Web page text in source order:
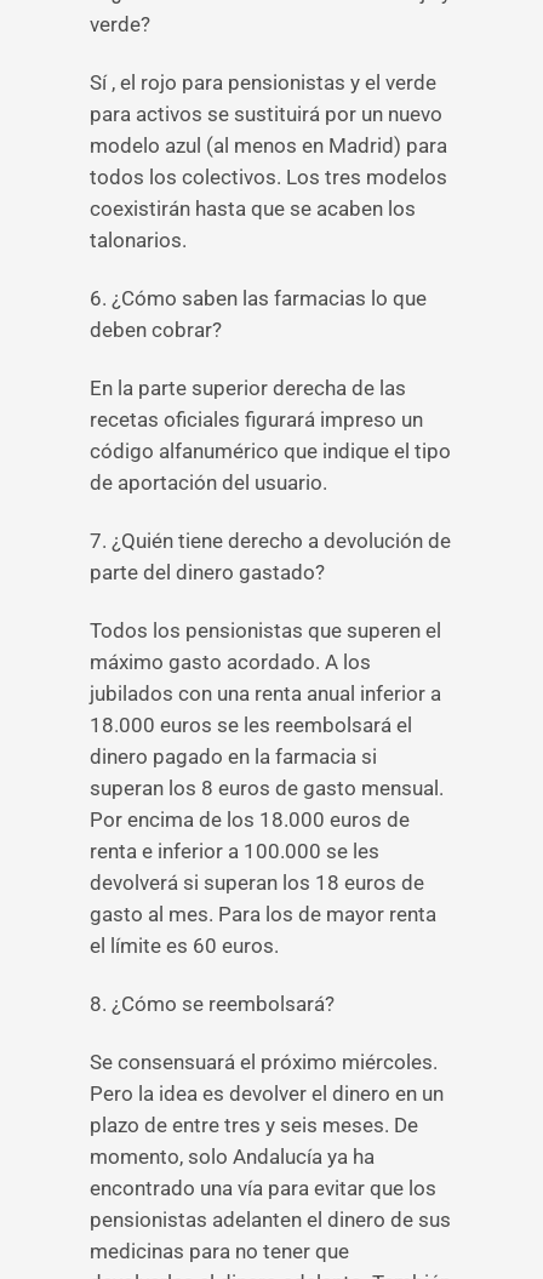
verde?
Sí , el rojo para pensionistas y el verde
para activos se sustituirá por un nuevo
modelo azul (al menos en Madrid) para
todos los colectivos. Los tres modelos
coexistirán hasta que se acaben los
talonarios.
6. ¿Cómo saben las farmacias lo que
deben cobrar?
En la parte superior derecha de las
recetas oficiales figurará impreso un
código alfanumérico que indique el tipo
de aportación del usuario.
7. ¿Quién tiene derecho a devolución de
parte del dinero gastado?
Todos los pensionistas que superen el
máximo gasto acordado. A los
jubilados con una renta anual inferior a
18.000 euros se les reembolsará el
dinero pagado en la farmacia si
superan los 8 euros de gasto mensual.
Por encima de los 18.000 euros de
renta e inferior a 100.000 se les
devolverá si superan los 18 euros de
gasto al mes. Para los de mayor renta
el límite es 60 euros.
8. ¿Cómo se reembolsará?
Se consensuará el próximo miércoles.
Pero la idea es devolver el dinero en un
plazo de entre tres y seis meses. De
momento, solo Andalucía ya ha
encontrado una vía para evitar que los
pensionistas adelanten el dinero de sus
medicinas para no tener que